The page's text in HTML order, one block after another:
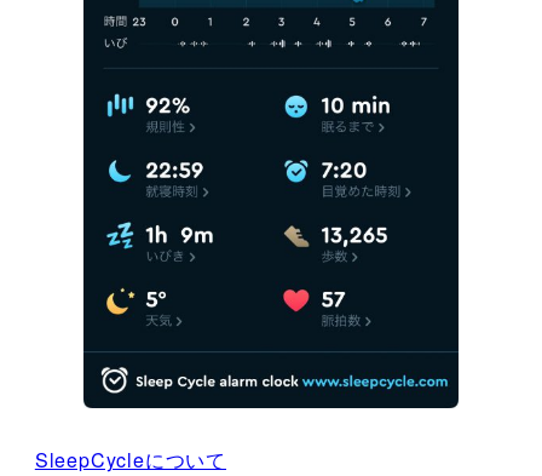
SleepCycleについて